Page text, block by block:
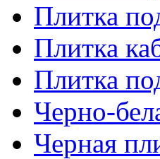
Плитка
Плитка
Плитка
Черно-
Черная